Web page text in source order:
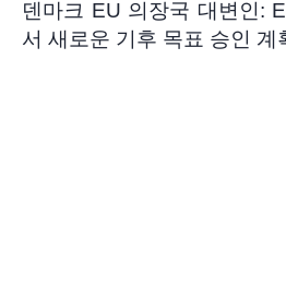
덴마크 EU 의장국 대변인:
서 새로운 기후 목표 승인 계